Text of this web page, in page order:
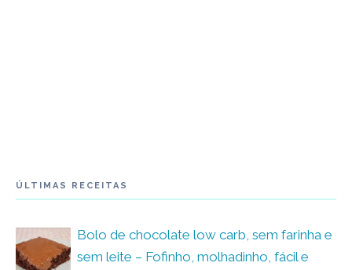
ÚLTIMAS RECEITAS
Bolo de chocolate low carb, sem farinha e
sem leite – Fofinho, molhadinho, fácil e